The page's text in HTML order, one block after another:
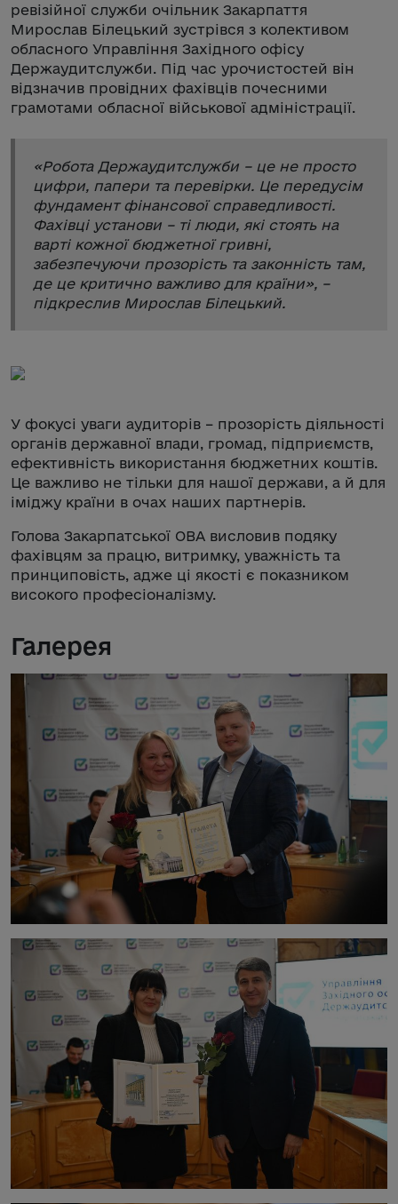
ревізійної служби очільник Закарпаття
Мирослав Білецький зустрівся з колективом
обласного Управління Західного офісу
Держаудитслужби. Під час урочистостей він
відзначив провідних фахівців почесними
грамотами обласної військової адміністрації.
«Робота Держаудитслужби – це не просто
цифри, папери та перевірки. Це передусім
фундамент фінансової справедливості.
Фахівці установи – ті люди, які стоять на
варті кожної бюджетної гривні,
забезпечуючи прозорість та законність там,
де це критично важливо для країни», –
підкреслив Мирослав Білецький.
У фокусі уваги аудиторів – прозорість діяльності
органів державної влади, громад, підприємств,
ефективність використання бюджетних коштів.
Це важливо не тільки для нашої держави, а й для
іміджу країни в очах наших партнерів.
Голова Закарпатської ОВА висловив подяку
фахівцям за працю, витримку, уважність та
принциповість, адже ці якості є показником
високого професіоналізму.
Галерея